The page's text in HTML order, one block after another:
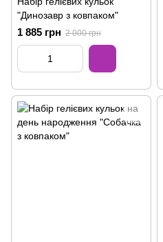
"Динозавр з ковпаком"
1 885 грн 2 000 грн